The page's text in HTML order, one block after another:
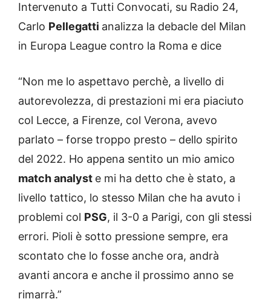
Intervenuto a Tutti Convocati, su Radio 24,
Carlo Pellegatti analizza la debacle del Milan
in Europa League contro la Roma e dice
“Non me lo aspettavo perchè, a livello di
autorevolezza, di prestazioni mi era piaciuto
col Lecce, a Firenze, col Verona, avevo
parlato – forse troppo presto – dello spirito
del 2022. Ho appena sentito un mio amico
match analyst e mi ha detto che è stato, a
livello tattico, lo stesso Milan che ha avuto i
problemi col PSG, il 3-0 a Parigi, con gli stessi
errori. Pioli è sotto pressione sempre, era
scontato che lo fosse anche ora, andrà
avanti ancora e anche il prossimo anno se
rimarrà.”